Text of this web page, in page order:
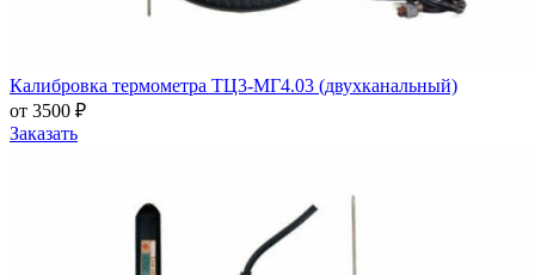
Калибровка термометра ТЦ3-МГ4.03 (двухканальный)
от 3500 ₽
Заказать